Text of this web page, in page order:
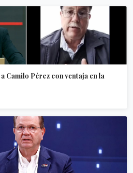
Camilo Pérez con ventaja en la